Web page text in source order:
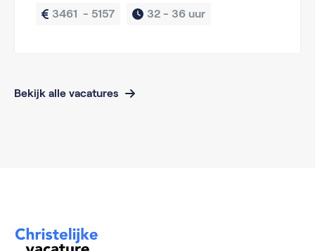
3461  - 5157 32 - 36 uur
Bekijk alle vacatures